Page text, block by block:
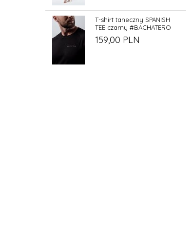
T-shirt taneczny SPANISH
TEE czarny #BACHATERO
159,00 PLN